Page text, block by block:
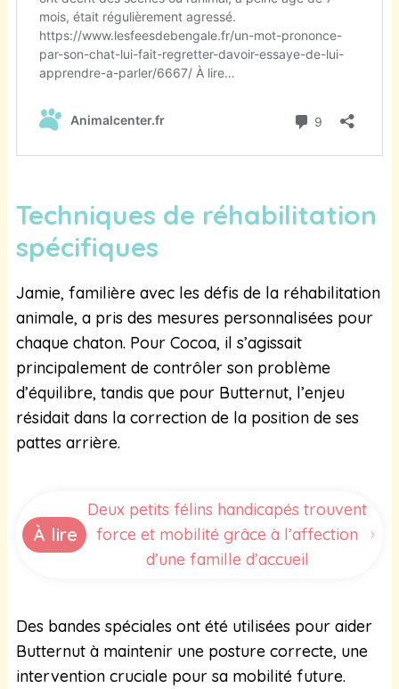
Techniques de réhabilitation
spécifiques
Jamie, familière avec les défis de la réhabilitation
animale, a pris des mesures personnalisées pour
chaque chaton. Pour Cocoa, il s’agissait
principalement de contrôler son problème
d’équilibre, tandis que pour Butternut, l’enjeu
résidait dans la correction de la position de ses
pattes arrière.
À lire
Deux petits félins handicapés trouvent
force et mobilité grâce à l’affection
d’une famille d’accueil
Des bandes spéciales ont été utilisées pour aider
Butternut à maintenir une posture correcte, une
intervention cruciale pour sa mobilité future.